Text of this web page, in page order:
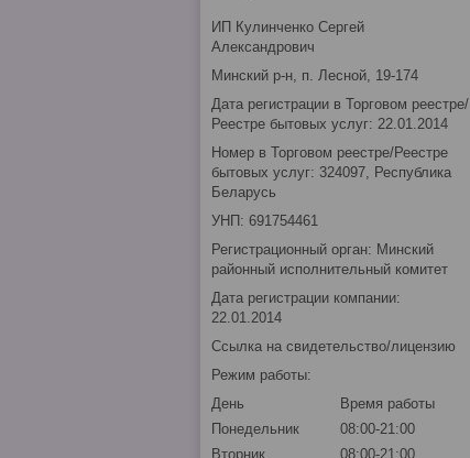
ИП Кулинченко Сергей
Александрович
Минский р-н, п. Лесной, 19-174
Дата регистрации в Торговом реестре/
Реестре бытовых услуг: 22.01.2014
Номер в Торговом реестре/Реестре
бытовых услуг: 324097, Республика
Беларусь
УНП: 691754461
Регистрационный орган: Минский
районный исполнительный комитет
Дата регистрации компании:
22.01.2014
Ссылка на свидетельство/лицензию
Режим работы:
День
Время работы
Понедельник
08:00-21:00
Вторник
08:00-21:00